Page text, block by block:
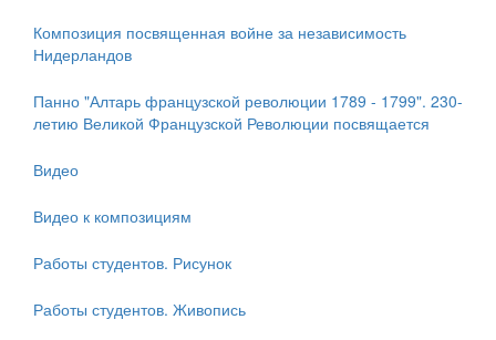
Композиция посвященная войне за независимость
Нидерландов
Панно "Алтарь французской революции 1789 - 1799". 230-
летию Великой Французской Революции посвящается
Видео
Видео к композициям
Работы студентов. Рисунок
Работы студентов. Живопись